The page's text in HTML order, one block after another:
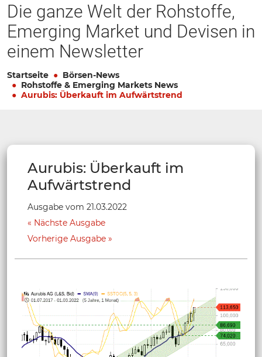
Die ganze Welt der Rohstoffe,
Emerging Market und Devisen in
einem Newsletter
Startseite
Börsen-News
Rohstoffe & Emerging Markets News
Aurubis: Überkauft im Aufwärtstrend
Aurubis: Überkauft im
Aufwärtstrend
Ausgabe vom 21.03.2022
Nächste Ausgabe
Vorherige Ausgabe